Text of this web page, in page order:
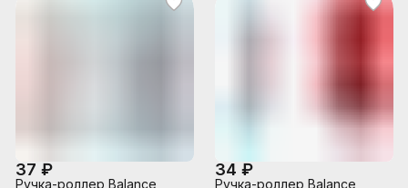
37 ₽
Ручка-роллер Balance
34 ₽
Ручка-роллер Balance